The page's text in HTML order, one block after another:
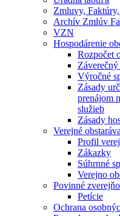
Zmluvy,
Archív Zmlúv
VZN
Hospodárenie
Rozpočet
Záverečný
Výročné
Zásady
prenájom
služieb
Zásady
Verejné
Profil
Zákazky
Súhrnné
Verejno
Povinné
Petície
Ochrana